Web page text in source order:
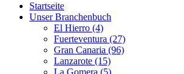
Startseite
Unser Branchenbuch
El Hierro (4)
Fuerteventura (27)
Gran Canaria (96)
Lanzarote (15)
La Gomera (5)